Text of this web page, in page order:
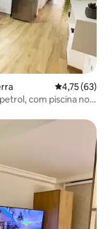
4,75 de uma
4,75 (63)
com piscina no